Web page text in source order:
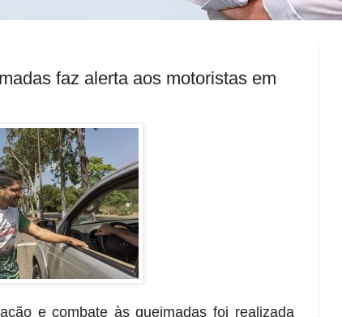
faz alerta aos motoristas em
e combate às queimadas foi realizada